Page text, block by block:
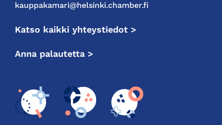
kauppakamari@helsinki.chamber.fi
Katso kaikki yhteystiedot >
Anna palautetta >